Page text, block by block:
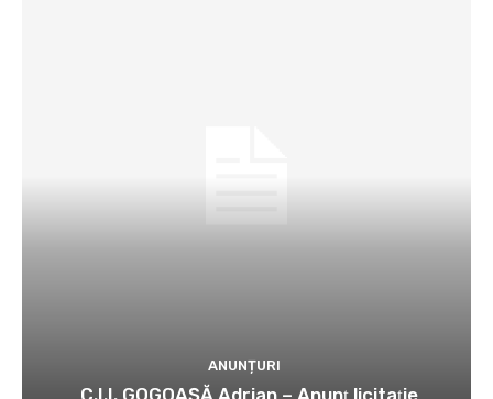
ANUNȚURI